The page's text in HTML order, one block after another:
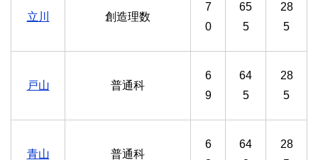
立川 創造理数
7
0
65
5
28
5
戸山 普通科
6
9
64
5
28
5
青山 普通科
6
64
28